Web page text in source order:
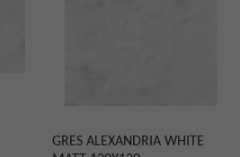
GRES ALEXANDRIA WHITE